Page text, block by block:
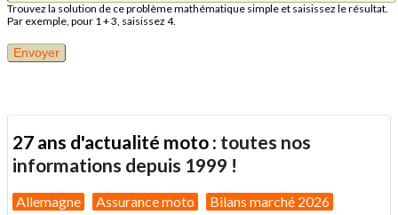
Trouvez la solution de ce problème mathématique simple et saisissez le résultat.
Par exemple, pour 1 + 3, saisissez 4.
27 ans d'actualité moto : toutes nos
informations depuis 1999 !
Allemagne Assurance moto Bilans marché 2026